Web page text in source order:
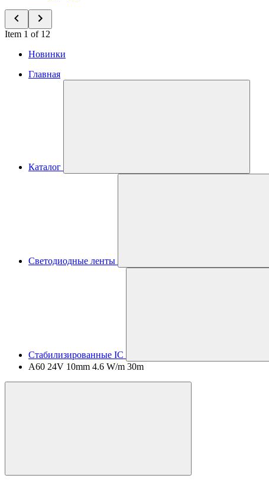
Item 1 of 12
Новинки
Главная
Каталог
Светодиодные ленты
Стабилизированные IC
A60 24V 10mm 4.6 W/m 30m